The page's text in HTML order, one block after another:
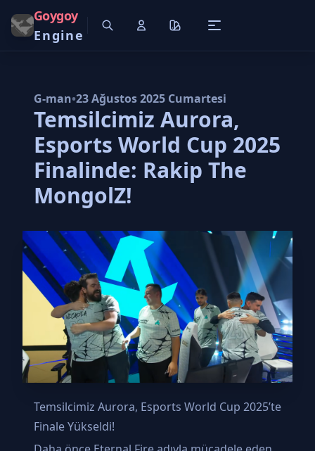
Goygoy
Engine
G-man•23 Ağustos 2025 Cumartesi
Temsilcimiz Aurora,
Esports World Cup 2025
Finalinde: Rakip The
MongolZ!
Temsilcimiz Aurora, Esports World Cup 2025’te
Finale Yükseldi!